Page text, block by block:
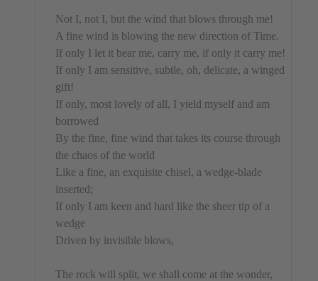
Not I, not I, but the wind that blows through me!
A fine wind is blowing the new direction of Time.
If only I let it bear me, carry me, if only it carry me!
If only I am sensitive, subtle, oh, delicate, a winged
gift!
If only, most lovely of all, I yield myself and am
borrowed
By the fine, fine wind that takes its course through
the chaos of the world
Like a fine, an exquisite chisel, a wedge-blade
inserted;
If only I am keen and hard like the sheer tip of a
wedge
Driven by invisible blows,
The rock will split, we shall come at the wonder,